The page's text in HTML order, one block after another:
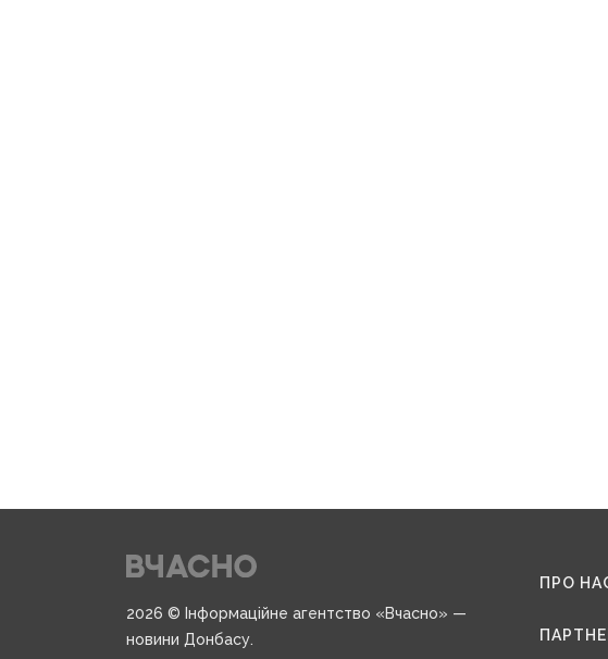
2026 © Інформаційне агентство «Вчасно» —
новини Донбасу.
ПРО